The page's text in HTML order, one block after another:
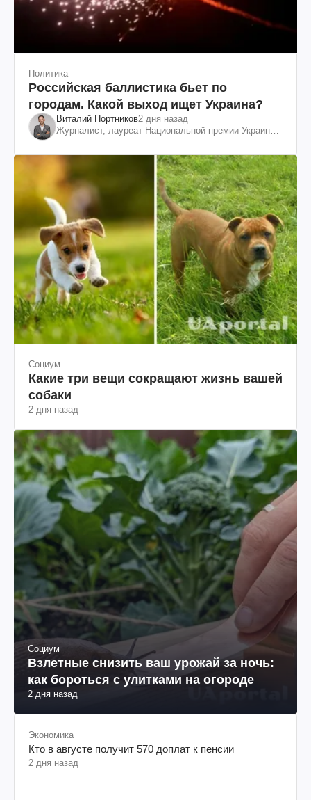
Политика
Российская баллистика бьет по
городам. Какой выход ищет Украина?
Виталий Портников2 дня назад
Журналист, лауреат Национальной премии Украины
Социум
Какие три вещи сокращают жизнь вашей
собаки
2 дня назад
Социум
Взлетные снизить ваш урожай за ночь:
как бороться с улитками на огороде
2 дня назад
Экономика
Кто в августе получит 570 доплат к пенсии
2 дня назад